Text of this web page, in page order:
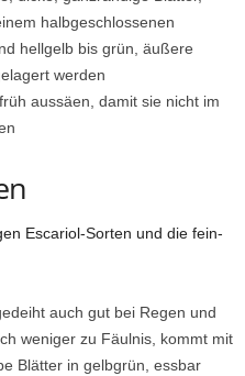
halbgeschlossenen
hellgelb bis grün, äußere
werden
aussäen, damit sie nicht im
Escariol-Sorten und die fein-
auch gut bei Regen und
weniger zu Fäulnis, kommt mit
Blätter in gelbgrün, essbar